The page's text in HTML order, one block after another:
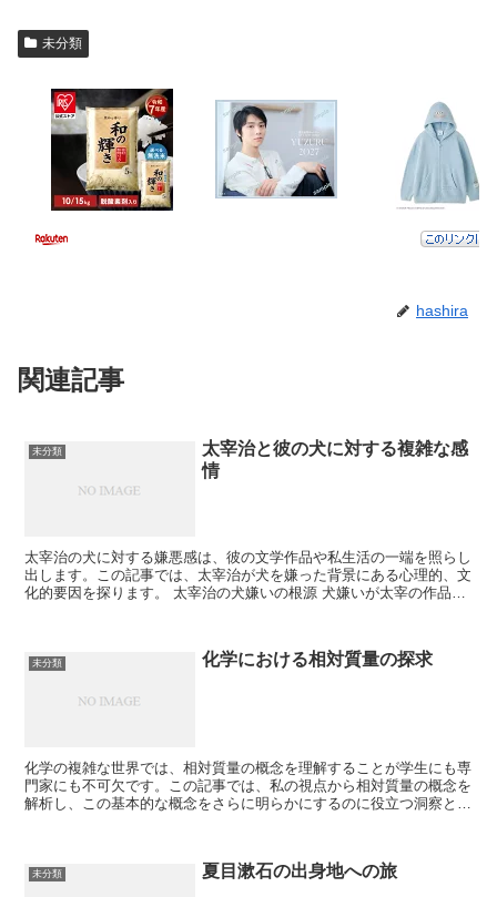
未分類
hashira
関連記事
未分類
太宰治と彼の犬に対する複雑な感
情
太宰治の犬に対する嫌悪感は、彼の文学作品や私生活の一端を照らし
出します。この記事では、太宰治が犬を嫌った背景にある心理的、文
化的要因を探ります。 太宰治の犬嫌いの根源 犬嫌いが太宰の作品や
未分類 化学における相対質量の探求
化学の複雑な世界では、相対質量の概念を理解することが学生にも専
門家にも不可欠です。この記事では、私の視点から相対質量の概念を
解析し、この基本的な概念をさらに明らかにするのに役立つ洞察と方
未分類 夏目漱石の出身地への旅